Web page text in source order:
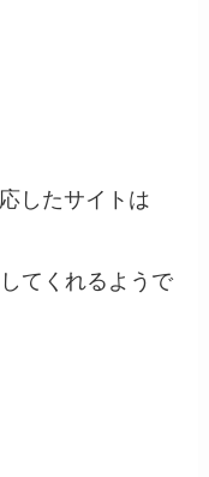
したサイトは
てくれるようで